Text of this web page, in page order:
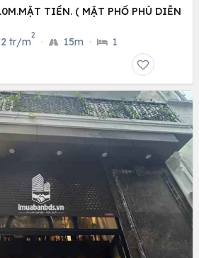
TIỀN. ( MẶT PHỐ PHÚ DIỄN
tr/m
2
· 15m · 1